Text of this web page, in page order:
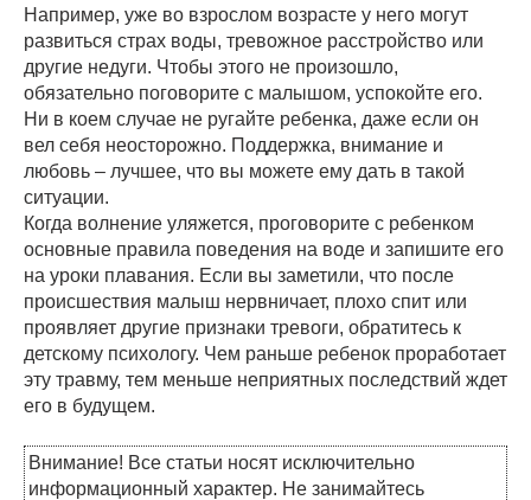
Например, уже во взрослом возрасте у него могут
развиться страх воды, тревожное расстройство или
другие недуги. Чтобы этого не произошло,
обязательно поговорите с малышом, успокойте его.
Ни в коем случае не ругайте ребенка, даже если он
вел себя неосторожно. Поддержка, внимание и
любовь – лучшее, что вы можете ему дать в такой
ситуации.
Когда волнение уляжется, проговорите с ребенком
основные правила поведения на воде и запишите его
на уроки плавания. Если вы заметили, что после
происшествия малыш нервничает, плохо спит или
проявляет другие признаки тревоги, обратитесь к
детскому психологу. Чем раньше ребенок проработает
эту травму, тем меньше неприятных последствий ждет
его в будущем.
Внимание! Все статьи носят исключительно
информационный характер. Не занимайтесь